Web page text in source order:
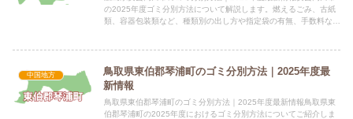
の2025年度ゴミ分別方法について解説します。燃えるごみ、古紙
類、容器包装類など、種類別の出し方や指定袋の有無、手数料など
中国地方
鳥取県東伯郡琴浦町のゴミ分別方法｜2025年度最
新情報
鳥取県東伯郡琴浦町のゴミ分別方法｜2025年度最新情報鳥取県東
伯郡琴浦町の2025年度におけるゴミ分別方法についてご紹介しま